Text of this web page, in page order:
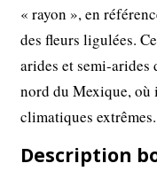
« rayon », en
des fleurs ligulées.
arides et semi-arides
nord du Mexique, où
climatiques extrêmes.
Description